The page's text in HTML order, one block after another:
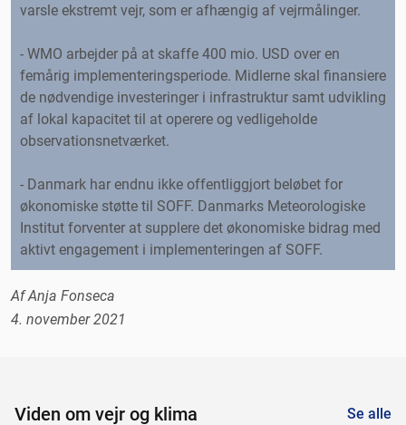
varsle ekstremt vejr, som er afhængig af vejrmålinger.
- WMO arbejder på at skaffe 400 mio. USD over en
femårig implementeringsperiode. Midlerne skal finansiere
de nødvendige investeringer i infrastruktur samt udvikling
af lokal kapacitet til at operere og vedligeholde
observationsnetværket.
- Danmark har endnu ikke offentliggjort beløbet for
økonomiske støtte til SOFF. Danmarks Meteorologiske
Institut forventer at supplere det økonomiske bidrag med
aktivt engagement i implementeringen af SOFF.
Af Anja Fonseca
4. november 2021
Viden om vejr og klima Se alle